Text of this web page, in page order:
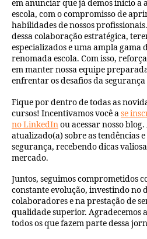
em anunciar que já demos início a
escola, com o compromisso de
habilidades de nossos
dessa colaboração estratégica,
especializados e uma ampla gama
renomada escola. Com isso,
em manter nossa equipe
enfrentar os desafios da segurança
Fique por dentro de todas as
cursos! Incentivamos você ase
no LinkedInou acessar nosso
atualizado(a) sobre as tendências
segurança, recebendo dicas
mercado.
Juntos, seguimos comprometidos
constante evolução, investindo no
colaboradores e na prestação de
qualidade superior. Agradecemos
todos os que fazem parte dessa